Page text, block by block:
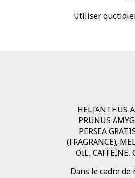
Utiliser
HELIANTHUS
PRUNUS
PERSEA
(FRAGRANCE),
OIL,
Dans le cadre